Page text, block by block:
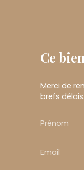
Ce bien
Merci de
brefs délais.
Prénom
Email